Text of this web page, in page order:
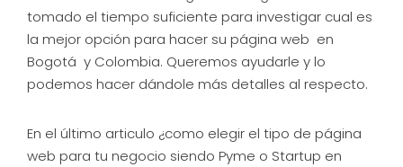
tomado el tiempo suficiente para investigar cual es
la mejor opción para hacer su página web en
Bogotá y Colombia. Queremos ayudarle y lo
podemos hacer dándole más detalles al respecto.
En el último articulo ¿como elegir el tipo de página
web para tu negocio siendo Pyme o Startup en